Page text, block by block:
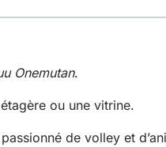
Onemutan.
ou une vitrine.
de volley et